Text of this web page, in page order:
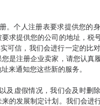
。个人注册表要求提供您的
求提供您的公司的地址，税
可信，我们会进行一定的比
是注册企业卖家，请您认真
来通知您这些新的服务。
及虚假情况，我们会及时删
的发展制定计划。我们会进